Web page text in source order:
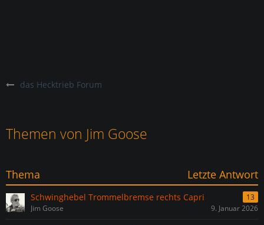
das Hecktrieb Forum
Themen von Jim Goose
Thema Letzte Antwort
Schwinghebel Trommelbremse rechts Capri
13
Jim Goose
9. Januar 2026